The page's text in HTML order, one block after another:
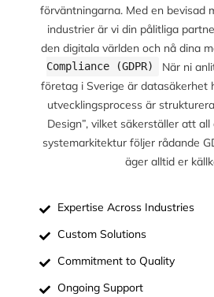
förväntningarna. Med en bevisad
industrier är vi din pålitliga
den digitala världen och nå dina
Compliance (GDPR)
När ni
företag i Sverige är datasäkerhet
utvecklingsprocess är
Design”, vilket säkerställer att
systemarkitektur följer rådande
äger alltid er
Expertise Across Industries
Custom Solutions
Commitment to Quality
Ongoing Support